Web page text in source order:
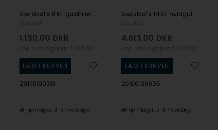
Siersbøl's 8 kt. guldhjerte m/synt. safir 9mm
1.130,00 DKR
29170190316
Fjernlager 3-5 hverdage
Siersbøl's 14 kt. hvidgulds hjerte m/safir inkl. rhodineret sølvk
4.613,00 DKR
20100130605
Fjernlager 3-5 hverdage